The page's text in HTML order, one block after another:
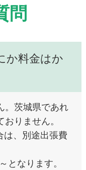
問
か料金はか
。茨城県であれ
りません。
は、別途出張費
となります。